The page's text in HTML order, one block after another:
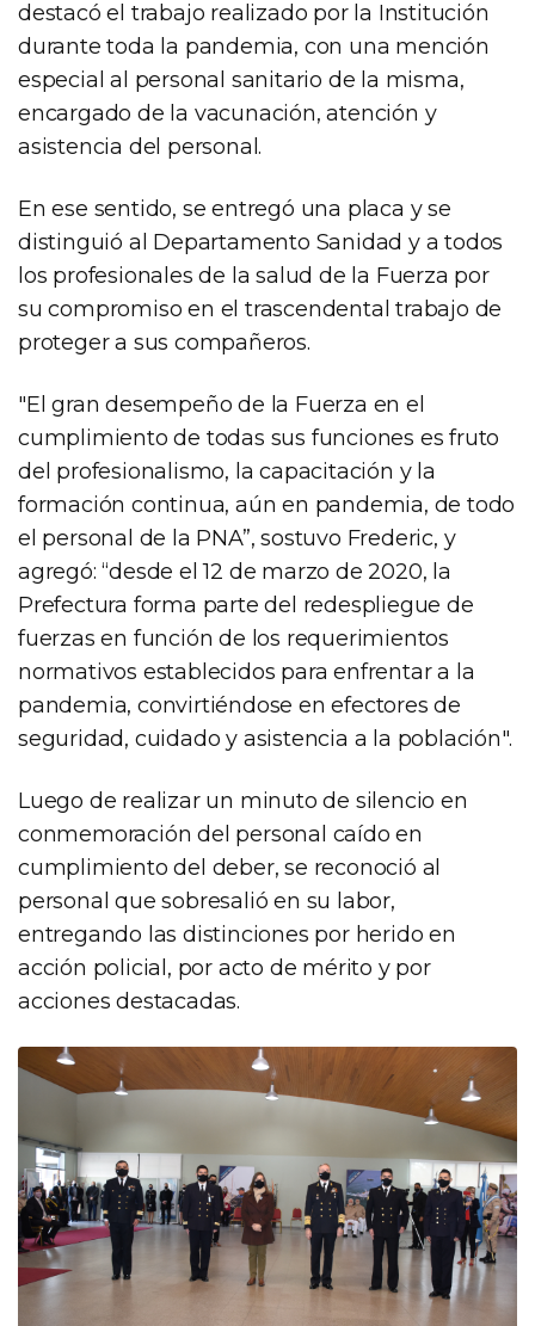
destacó el trabajo realizado por la Institución
durante toda la pandemia, con una mención
especial al personal sanitario de la misma,
encargado de la vacunación, atención y
asistencia del personal.
En ese sentido, se entregó una placa y se
distinguió al Departamento Sanidad y a todos
los profesionales de la salud de la Fuerza por
su compromiso en el trascendental trabajo de
proteger a sus compañeros.
"El gran desempeño de la Fuerza en el
cumplimiento de todas sus funciones es fruto
del profesionalismo, la capacitación y la
formación continua, aún en pandemia, de todo
el personal de la PNA”, sostuvo Frederic, y
agregó: “desde el 12 de marzo de 2020, la
Prefectura forma parte del redespliegue de
fuerzas en función de los requerimientos
normativos establecidos para enfrentar a la
pandemia, convirtiéndose en efectores de
seguridad, cuidado y asistencia a la población".
Luego de realizar un minuto de silencio en
conmemoración del personal caído en
cumplimiento del deber, se reconoció al
personal que sobresalió en su labor,
entregando las distinciones por herido en
acción policial, por acto de mérito y por
acciones destacadas.